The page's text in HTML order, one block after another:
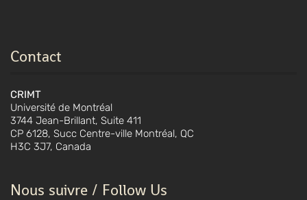
Contact
CRIMT
Université de Montréal
3744 Jean-Brillant, Suite 411
CP 6128, Succ Centre-ville Montréal, QC
H3C 3J7, Canada
Nous suivre / Follow Us